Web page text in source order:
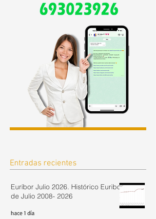
Entradas recientes
Euríbor Julio 2026. Histórico Euribor
de Julio 2008- 2026
hace 1 día